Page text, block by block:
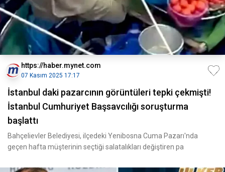
https://haber.mynet.com
07 Kasım 2025 17:17
İstanbul daki pazarcının görüntüleri tepki çekmişti!
İstanbul Cumhuriyet Başsavcılığı soruşturma
başlattı
Bahçelievler Belediyesi, ilçedeki Yenibosna Cuma Pazarı'nda
geçen hafta müşterinin seçtiği salatalıkları değiştiren pa